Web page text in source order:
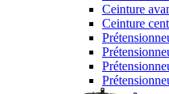
Ceinture
Ceinture